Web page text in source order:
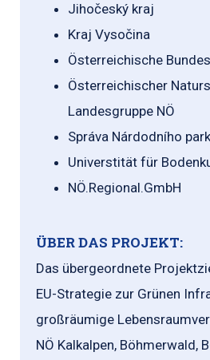
Jihočeský kraj
Kraj Vysočina
Österreichische
Österreichischer
Landesgruppe NÖ
Správa Nárdodního
Universtität für
NÖ.Regional.GmbH
ÜBER DAS PROJEKT:
Das übergeordnete
EU-Strategie zur Grünen
großräumige
NÖ Kalkalpen, Böhmerwald,